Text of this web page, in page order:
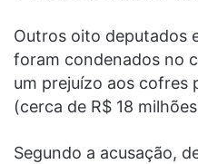
Outros oito deputados
foram condenados no
um prejuízo aos cofres
(cerca de R$ 18
Segundo a acusação,